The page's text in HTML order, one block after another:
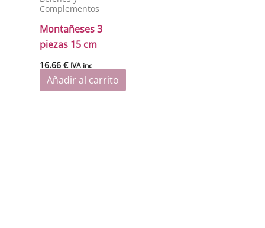
Complementos
Montañeses 3
piezas 15 cm
16.66€ IVA inc
Añadir al carrito